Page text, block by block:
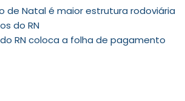
de Natal é maior estrutura rodoviária
do RN
RN coloca a folha de pagamento